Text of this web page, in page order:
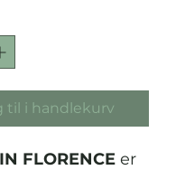
til i handlekurv
FLORENCE er